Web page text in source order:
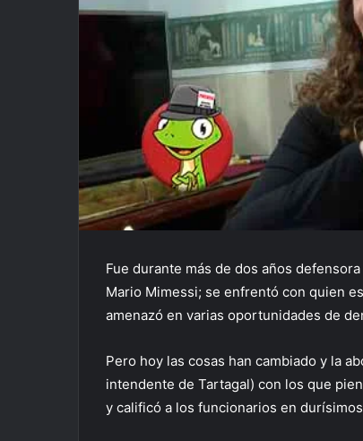
Fue durante más de dos años
Mario Mimessi; se enfrentó con quien
amenazó en varias oportunidades de
Pero hoy las cosas han cambiado y la
intendente de Tartagal) con los que
y calificó a los funcionarios en